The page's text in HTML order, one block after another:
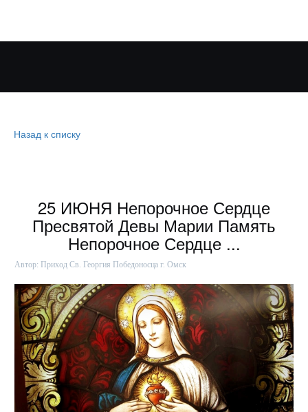
Назад к списку
25 ИЮНЯ Непорочное Сердце
Пресвятой Девы Марии Память
Непорочное Сердце ...
Автор: Приход Св. Георгия Победоносца г. Омск